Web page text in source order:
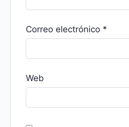
Correo electrónico *
Web